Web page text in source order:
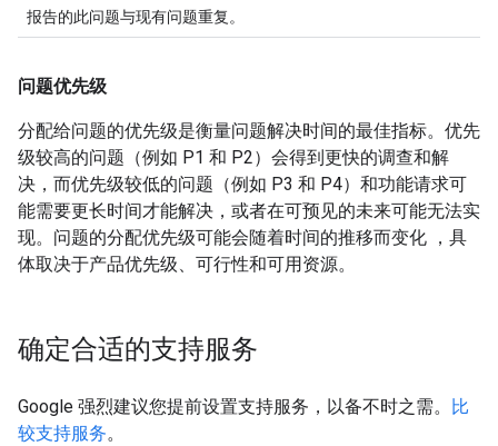
报告的此问题与现有问题重复。
问题优先级
分配给问题的优先级是衡量问题解决时间的最佳指标。优先
级较高的问题（例如 P1 和 P2）会得到更快的调查和解
决，而优先级较低的问题（例如 P3 和 P4）和功能请求可
能需要更长时间才能解决，或者在可预见的未来可能无法实
现。问题的分配优先级可能会随着时间的推移而变化 ，具
体取决于产品优先级、可行性和可用资源。
确定合适的支持服务
Google 强烈建议您提前设置支持服务，以备不时之需。
比
较支持服务。